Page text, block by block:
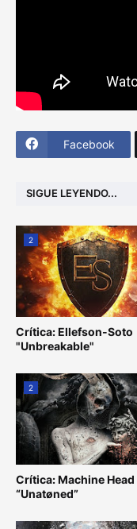
Facebook
SIGUE LEYENDO...
2
Crítica: Ellefson-Soto
"Unbreakable"
2
Crítica: Machine Head
“Unatøned”